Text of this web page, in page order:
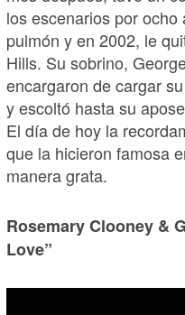
los escenarios por
pulmón y en 2002, le
Hills. Su sobrino,
encargaron de cargar
y escoltó hasta su
El día de hoy la
que la hicieron famosa
manera grata.
Rosemary Clooney &
Love”